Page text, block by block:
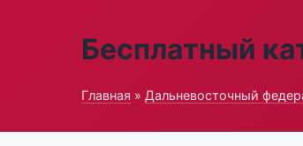
Бесплатный
Главная » Дальневосточный